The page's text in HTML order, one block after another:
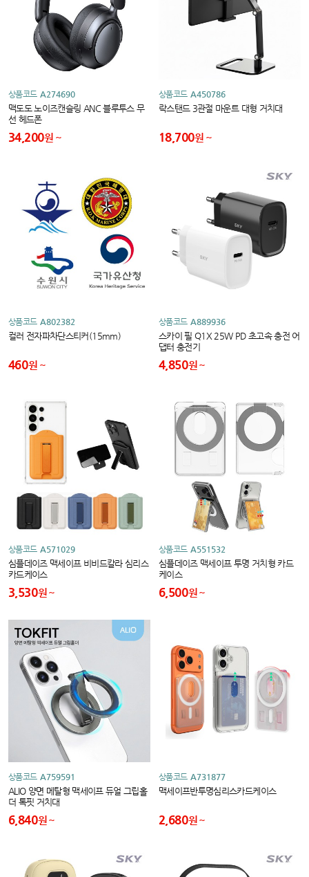
상품코드 A274690
맥도도 노이즈캔슬링 ANC 블루투스 무
선 헤드폰
34,200원
상품코드 A450786
락스탠드 3관절 마운트 대형 거치대
18,700원
상품코드 A802382
컬러 전자파차단스티커(15mm)
460원
상품코드 A889936
스카이 필 Q1X 25W PD 초고속 충전 어
댑터 충전기
4,850원
상품코드 A571029
심플데이즈 맥세이프 비비드칼라 심리스
카드케이스
3,530원
상품코드 A551532
심플데이즈 맥세이프 투명 거치형 카드
케이스
6,500원
상품코드 A759591
ALIO 양면 메탈형 맥세이프 듀얼 그립홀
더 톡핏 거치대
6,840원
상품코드 A731877
맥세이프반투명심리스카드케이스
2,680원